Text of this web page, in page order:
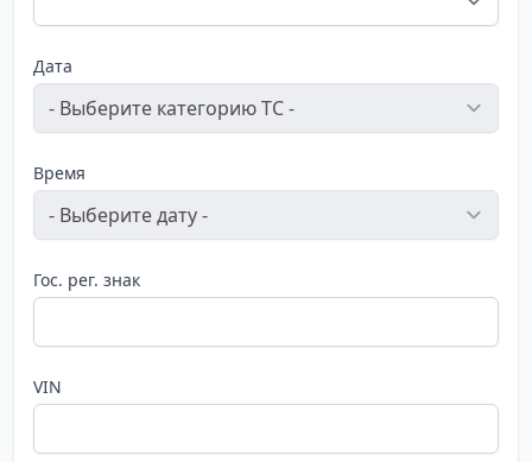
Дата
Время
Гос. рег. знак
VIN